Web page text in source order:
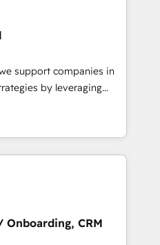
🔹 BOOMS:
With BOOMS,
buyers, accelerating your
as an undisputed
designed to
and optimize your
our growth-first
dominate their
support companies in
by leveraging
their marketing and
growth. Our offer spans
We specialize in CRM
web design, sales
with tech companies
we are committed to
developing their
HubSpot through
CRM